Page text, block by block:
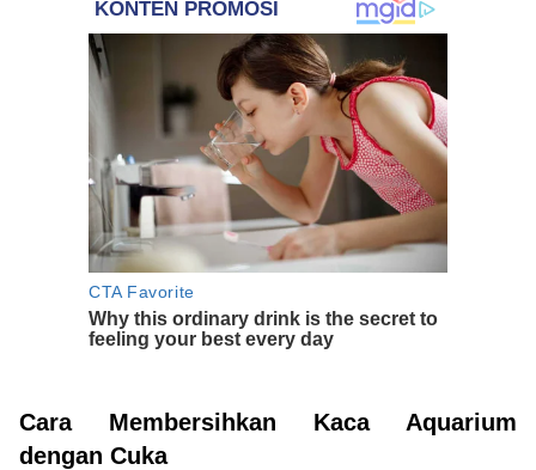
Cara Membersihkan Kaca Aquarium
dengan Cuka